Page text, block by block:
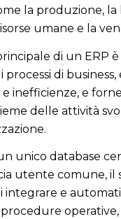
la produzione, la
umane e la
di un ERP
processi di
inefficienze, e
delle attività
unico database
utente comune, il
integrare e
operative,